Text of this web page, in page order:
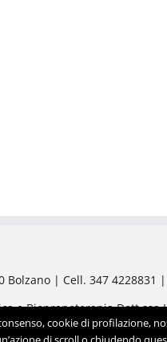
Bolzano | Cell. 347 4228831 |
e Biopranoterapia
cookie di profilazione,